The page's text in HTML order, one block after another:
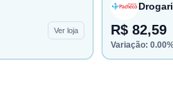
Ver loja R$ 82,59
Variação: 0.00